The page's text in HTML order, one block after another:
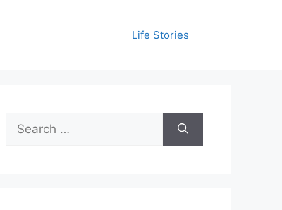
Life Stories
Search
for: